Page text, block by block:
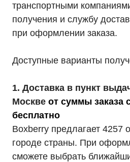
транспортными
получения и службу
при оформлении заказа.
Доступные варианты
1. Доставка в пункт
Москве от суммы заказа
бесплатно
Boxberry предлагает 4257
городе страны. При
сможете выбрать